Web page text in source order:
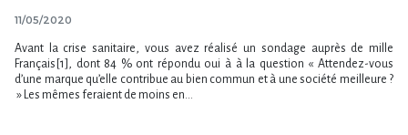
11/05/2020
Avant la crise sanitaire, vous avez réalisé un sondage auprès de mille
Français[1], dont 84 % ont répondu oui à à la question « Attendez-vous
d’une marque qu’elle contribue au bien commun et à une société meilleure ?
» Les mêmes feraient de moins en...